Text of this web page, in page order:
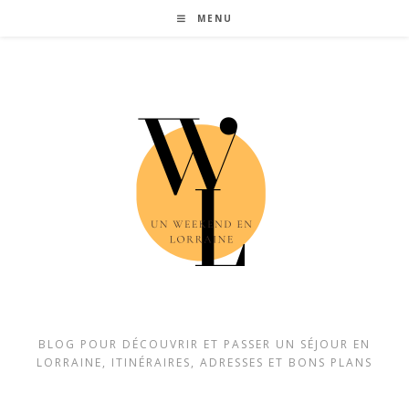
MENU
BLOG POUR DÉCOUVRIR ET PASSER UN SÉJOUR EN
LORRAINE, ITINÉRAIRES, ADRESSES ET BONS PLANS